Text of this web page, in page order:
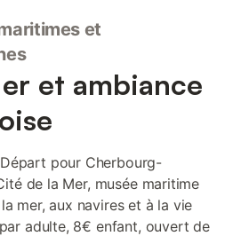
et
et ambiance
pour Cherbourg-
de la Mer, musée maritime
mer, aux navires et à la vie
adulte, 8€ enfant, ouvert de